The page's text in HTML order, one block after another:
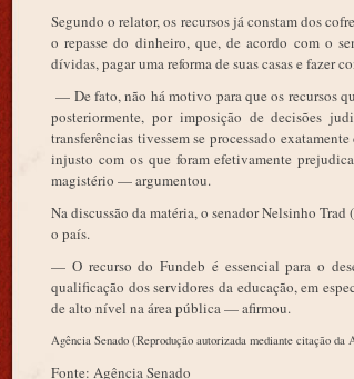
Segundo o relator, os recursos já constam dos
o repasse do dinheiro, que, de acordo com o
dívidas, pagar uma reforma de suas casas e fazer
— De fato, não há motivo para que os recursos
posteriormente, por imposição de decisões
transferências tivessem se processado
injusto com os que foram efetivamente
magistério — argumentou.
Na discussão da matéria, o senador Nelsinho
o país.
— O recurso do Fundeb é essencial para o
qualificação dos servidores da educação, em
de alto nível na área pública — afirmou.
Agência Senado (Reprodução autorizada mediante citação da
Fonte: Agência Senado